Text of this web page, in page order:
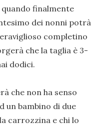
finalmente
dei nonni potrà
completino
che la taglia è 3-
dodici.
che non ha senso
un bambino di due
carrozzina e chi lo